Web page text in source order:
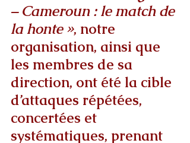
– Cameroun : le match de
la honte », notre
organisation, ainsi que
les membres de sa
direction, ont été la cible
d’attaques répétées,
concertées et
systématiques, prenant